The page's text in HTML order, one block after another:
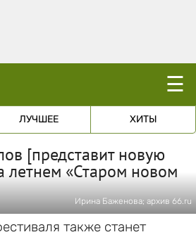
☰
ЛУЧШЕЕ ХИТЫ
[представит новую
летнем «Старом новом
Ирина Баженова; архив 66.ru
также станет